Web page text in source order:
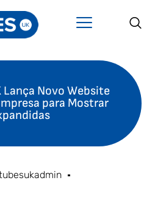
Lança Novo Website
para Mostrar